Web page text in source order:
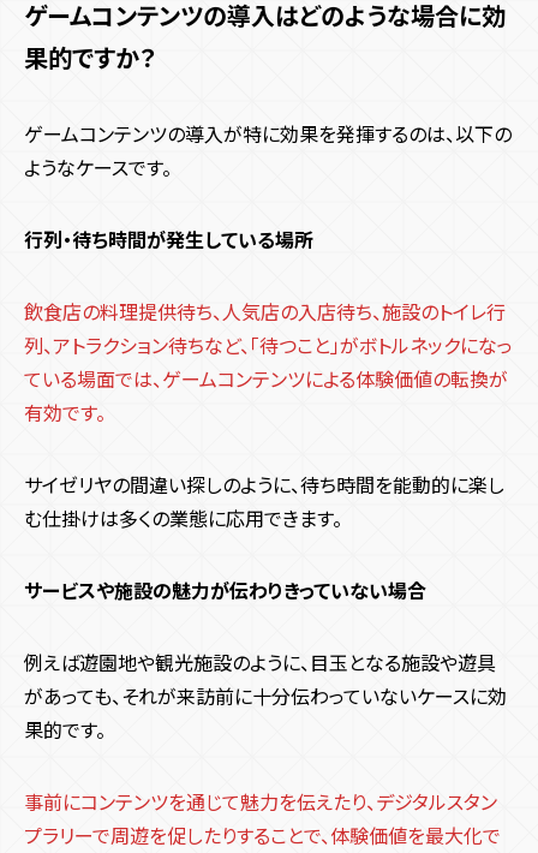
ゲームコンテンツの導入はどのような場合に効
果的ですか？
ゲームコンテンツの導入が特に効果を発揮するのは、以下の
ようなケースです。
行列・待ち時間が発生している場所
飲食店の料理提供待ち、人気店の入店待ち、施設のトイレ行
列、アトラクション待ちなど、「待つこと」がボトルネックになっ
ている場面では、ゲームコンテンツによる体験価値の転換が
有効です。
サイゼリヤの間違い探しのように、待ち時間を能動的に楽し
む仕掛けは多くの業態に応用できます。
サービスや施設の魅力が伝わりきっていない場合
例えば遊園地や観光施設のように、目玉となる施設や遊具
があっても、それが来訪前に十分伝わっていないケースに効
果的です。
事前にコンテンツを通じて魅力を伝えたり、デジタルスタン
プラリーで周遊を促したりすることで、体験価値を最大化で